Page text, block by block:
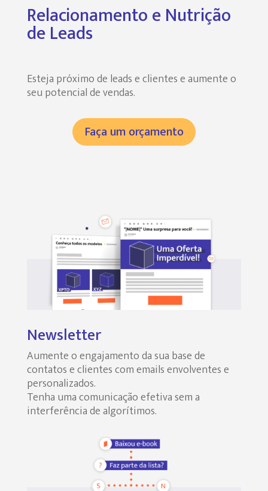
Relacionamento e Nutrição
de Leads
Esteja próximo de leads e clientes e aumente o
seu potencial de vendas.
Faça um orçamento
Newsletter
Aumente o engajamento da sua base de
contatos e clientes com emails envolventes e
personalizados.
Tenha uma comunicação efetiva sem a
interferência de algorítimos.